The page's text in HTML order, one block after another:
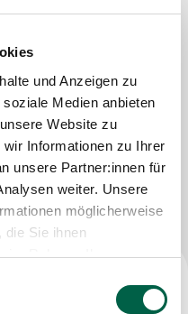
und Anzeigen zu
Medien anbieten
Website zu
Informationen zu Ihrer
unsere Partner:innen für
weiter. Unsere
möglicherweise
die Sie ihnen
im Rahmen Ihrer
zollikerberg.ch